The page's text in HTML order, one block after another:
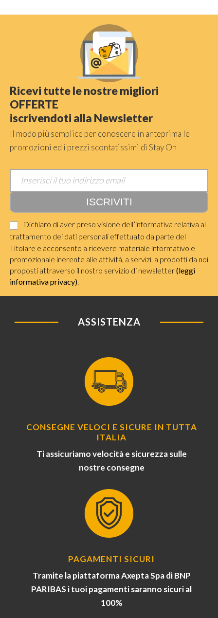
Ricevi tutte le nostre migliori
OFFERTE
iscrivendoti alla Newsletter
Il modo più semplice per conoscere in anteprima le
promozioni ed i prezzi scontatissimi di Stay On
Dichiaro di aver preso visione dell’informativa relativa al
trattamento dei dati personali effettuato da parte del
Titolare e acconsento a ricevere materiale informativo e
promozionale inerente alle attività, a servizi, a prodotti da noi
proposti attraverso il nostro servizio di newsletter(leggi
informativa privacy).
ASSISTENZA
CONSEGNE VELOCI E SICURE IN TUTTA
ITALIA
Ti assicuriamo velocità e sicurezza sulle
nostre consegne
PAGAMENTI SICURI
Tramite la piattaforma Axepta Spa di BNP
PARIBAS i tuoi pagamenti saranno sicuri al
100%